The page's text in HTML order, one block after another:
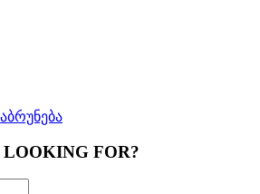
FOR?